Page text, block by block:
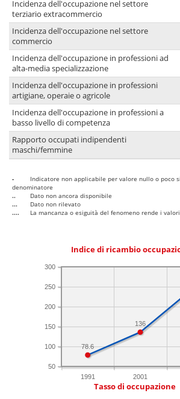
Incidenza dell'occupazione nel settore
terziario extracommercio
Incidenza dell'occupazione nel settore
commercio
Incidenza dell'occupazione in professioni ad
alta-media specializzazione
Incidenza dell'occupazione in professioni
artigiane, operaie o agricole
Incidenza dell'occupazione in professioni a
basso livello di competenza
Rapporto occupati indipendenti
maschi/femmine
-
Indicatore non applicabile per valore nullo o poco
denominatore
..
Dato non ancora disponibile
...
Dato non rilevato
....
La mancanza o esiguità del fenomeno rende i
Indice di ricambio
1991 2001
50
100
150
200
250
300
136
78.6
Tasso di occupazione